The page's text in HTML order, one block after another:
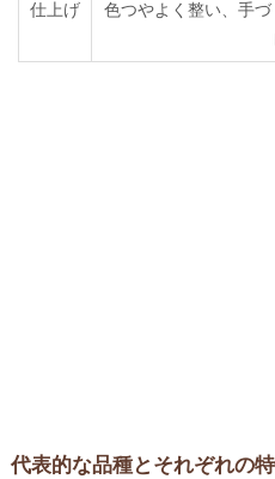
仕上げ
色つやよく整い、手
代表的な品種とそれぞれの